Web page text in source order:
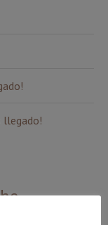
llegado!
beauty party